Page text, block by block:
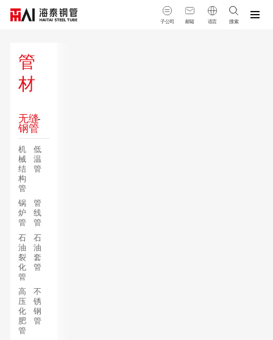
子公司 邮箱 语言 搜索
管
材
无缝
钢管
机
械
结
构
管
低
温
管
锅
炉
管
管
线
管
石
油
裂
化
管
石
油
套
管
高
压
化
肥
管
不
锈
钢
管